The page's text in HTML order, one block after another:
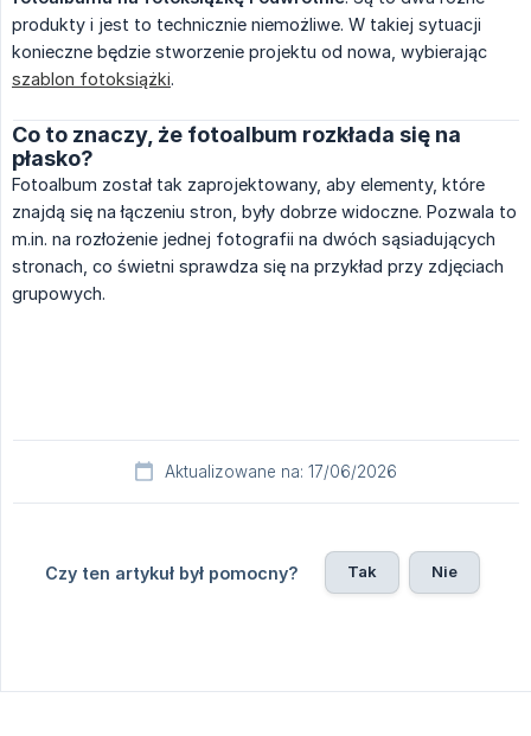
produkty i jest to technicznie niemożliwe. W takiej sytuacji
konieczne będzie stworzenie projektu od nowa, wybierając
szablon fotoksiążki.
Co to znaczy, że fotoalbum rozkłada się na
płasko?
Fotoalbum został tak zaprojektowany, aby elementy, które
znajdą się na łączeniu stron, były dobrze widoczne. Pozwala to
m.in. na rozłożenie jednej fotografii na dwóch sąsiadujących
stronach, co świetni sprawdza się na przykład przy zdjęciach
grupowych.
Aktualizowane na: 17/06/2026
Czy ten artykuł był pomocny? Tak Nie